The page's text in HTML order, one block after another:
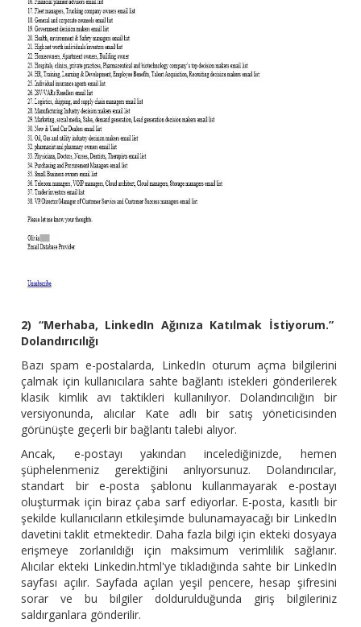
2) “Merhaba, LinkedIn Ağınıza Katılmak İstiyorum.”
Dolandırıcılığı
Bazı spam e-postalarda, LinkedIn oturum açma bilgilerini
çalmak için kullanıcılara sahte bağlantı istekleri gönderilerek
klasik kimlik avı taktikleri kullanılıyor. Dolandırıcılığın bir
versiyonunda, alıcılar Kate adlı bir satış yöneticisinden
görünüşte geçerli bir bağlantı talebi alıyor.
Ancak, e-postayı yakından incelediğinizde, hemen
şüphelenmeniz gerektiğini anlıyorsunuz. Dolandırıcılar,
standart bir e-posta şablonu kullanmayarak e-postayı
oluşturmak için biraz çaba sarf ediyorlar. E-posta, kasıtlı bir
şekilde kullanıcıların etkileşimde bulunamayacağı bir LinkedIn
davetini taklit etmektedir. Daha fazla bilgi için ekteki dosyaya
erişmeye zorlanıldığı için maksimum verimlilik sağlanır.
Alıcılar ekteki Linkedin.html'ye tıkladığında sahte bir LinkedIn
sayfası açılır. Sayfada açılan yeşil pencere, hesap şifresini
sorar ve bu bilgiler doldurulduğunda giriş bilgileriniz
saldırganlara gönderilir.